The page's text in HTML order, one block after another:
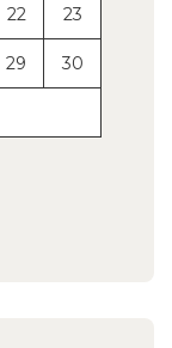
22 23
29 30